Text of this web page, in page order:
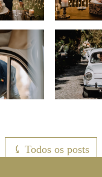
⤹ Todos os posts